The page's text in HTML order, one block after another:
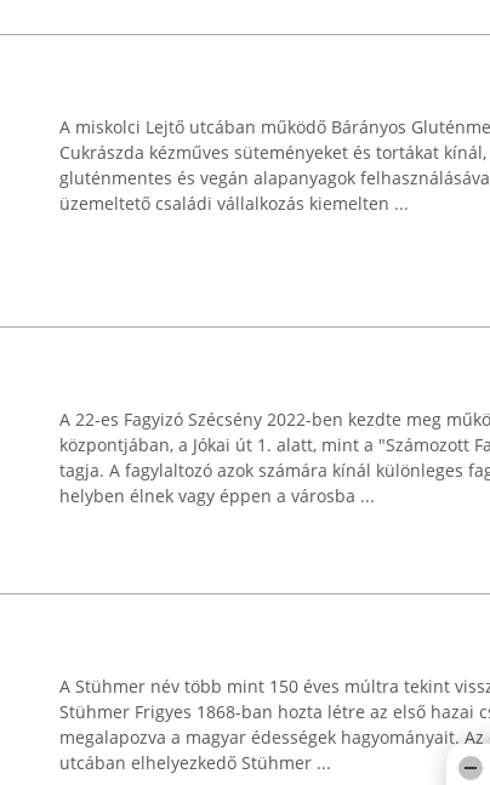
A miskolci Lejtő utcában működő Bárányos
Cukrászda kézműves süteményeket és tortákat
gluténmentes és vegán alapanyagok
üzemeltető családi vállalkozás kiemelten ...
A 22-es Fagyizó Szécsény 2022-ben kezdte meg
központjában, a Jókai út 1. alatt, mint a "Számozott
tagja. A fagylaltozó azok számára kínál különleges
helyben élnek vagy éppen a városba ...
A Stühmer név több mint 150 éves múltra tekint
Stühmer Frigyes 1868-ban hozta létre az első hazai
megalapozva a magyar édességek hagyományait.
utcában elhelyezkedő Stühmer ...